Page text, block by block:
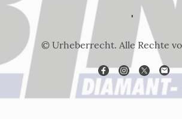
k
© Urheberrecht. Alle Rechte